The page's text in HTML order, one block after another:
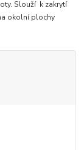
Slouží k zakrytí
okolní plochy